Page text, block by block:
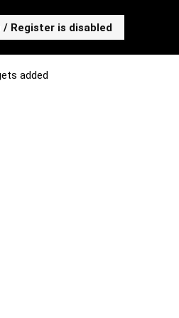
/ Register is disabled
added